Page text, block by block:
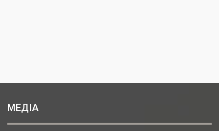
МЕДІА